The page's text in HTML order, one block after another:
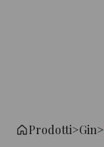
Prodotti>Gin>